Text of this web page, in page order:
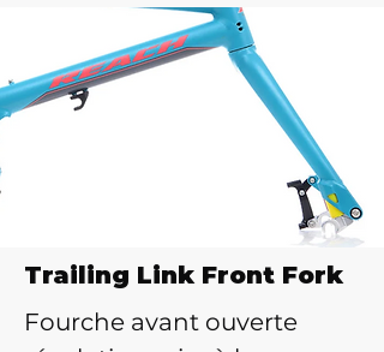
Trailing Link Front Fork
Fourche avant ouverte